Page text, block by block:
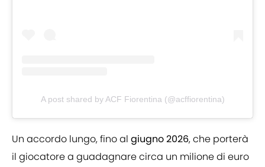
A post shared by ACF Fiorentina (@acffiorentina)
Un accordo lungo, fino al giugno 2026, che porterà
il giocatore a guadagnare circa un milione di euro